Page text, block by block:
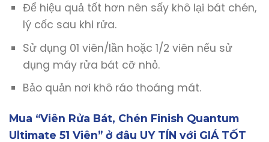
Để hiệu quả tốt hơn nên sấy khô lại bát chén,
lý cốc sau khi rửa.
Sử dụng 01 viên/lần hoặc 1/2 viên nếu sử
dụng máy rửa bát cỡ nhỏ.
Bảo quản nơi khô ráo thoáng mát.
Mua “Viên Rửa Bát, Chén Finish Quantum
Ultimate 51 Viên” ở đâu UY TÍN với GIÁ TỐT